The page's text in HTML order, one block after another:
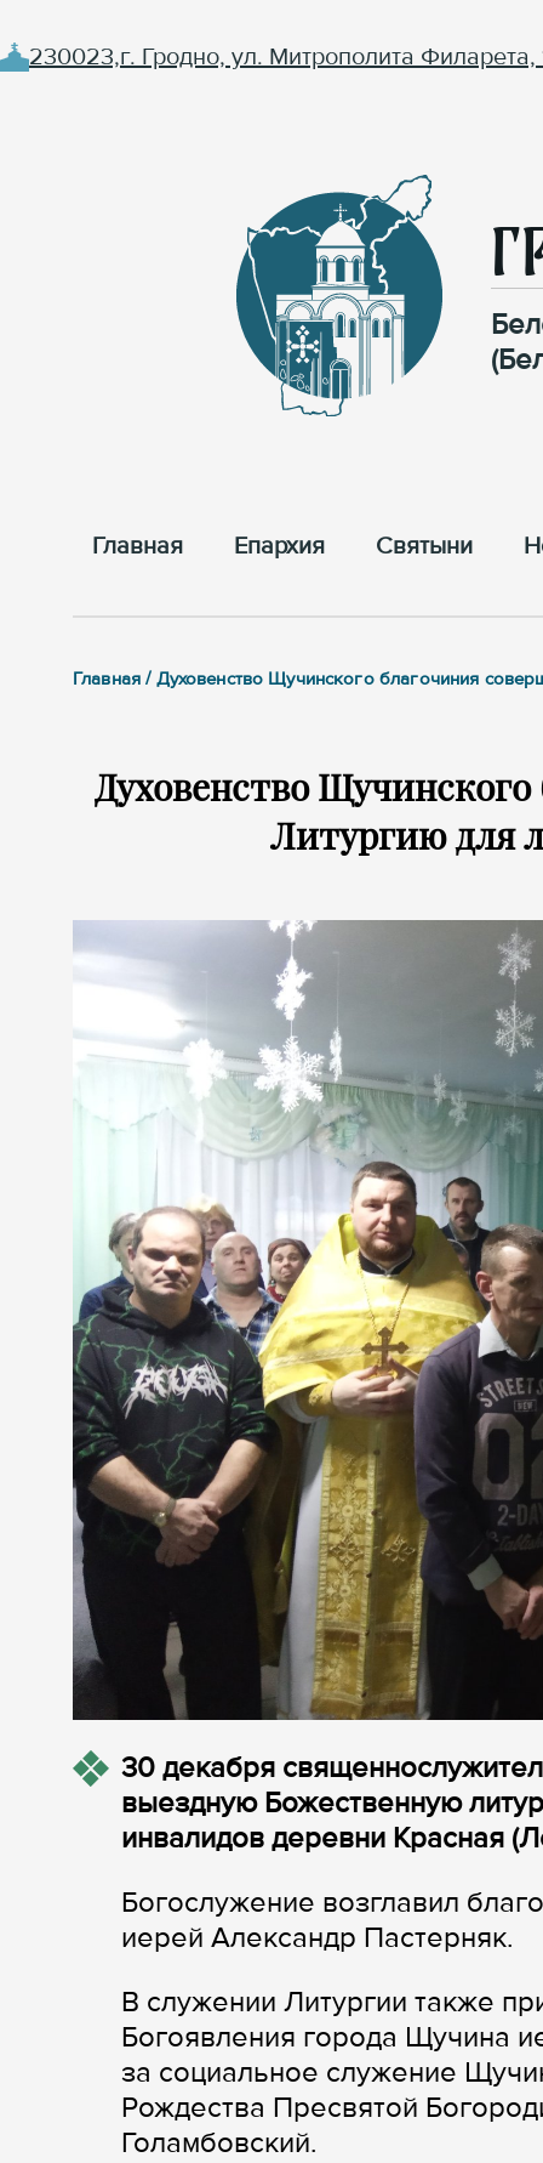
230023,г. Гродно, ул. Митрополита Филарета,
Главная Епархия Cвятыни
Главная / Духовенство Щучинского благочиния
Духовенство
Литургию для
30 декабря
выездную Божественную
инвалидов деревни Красная
Богослужение возглавил
иерей Александр Пастерняк.
В служении Литургии также
Богоявления города Щучина
за социальное служение
Рождества Пресвятой
Голамбовский.